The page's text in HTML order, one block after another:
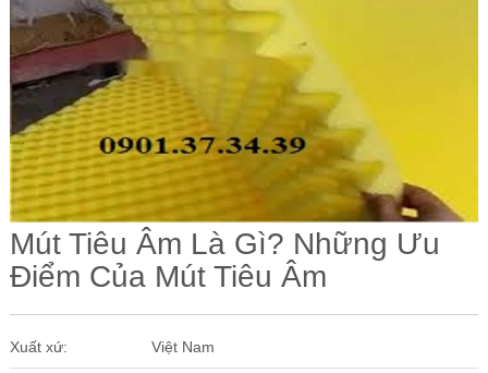
Phụ Kiện Cửa Mở
Phụ Kiện Cửa Lùa
Các Loại Cửa
Ốc Vít
Cuộn Inox
Vật Liệu Cách Âm
Vật liệu Bảo Ôn | Cách Âm Chống Nóng An Tâm
Tấm lấy Sáng polycarbonate
Mút Tiêu Âm Là Gì? Những Ưu
Điểm Của Mút Tiêu Âm
Xuất xứ: Việt Nam